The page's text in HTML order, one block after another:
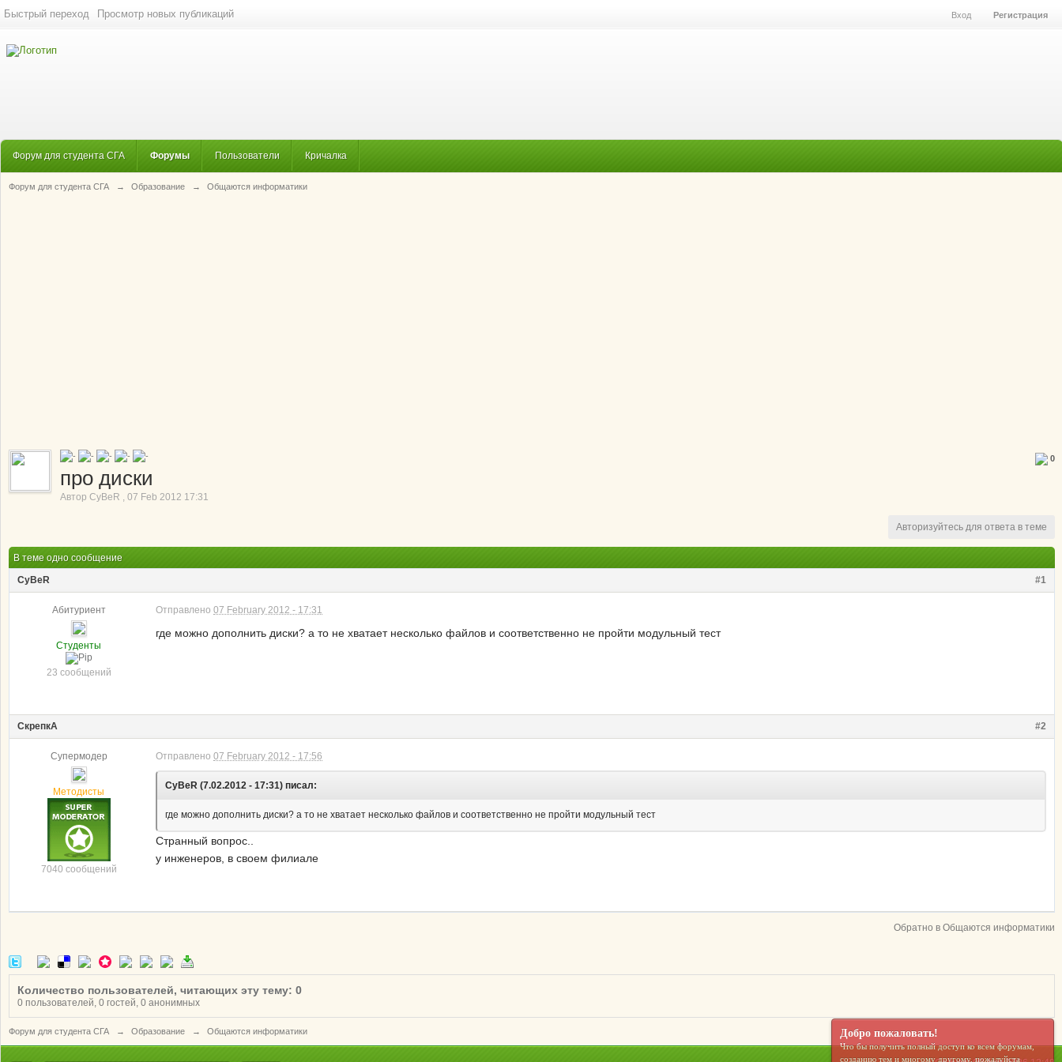
Быстрый переход Просмотр новых публикаций Вход Регистрация
Форум для студента СГА Форумы Пользователи Кричалка
Форум для студента СГА → Образование → Общаются информатики
0
про диски
Автор CyBeR , 07 Feb 2012 17:31
Авторизуйтесь для ответа в теме
В теме одно сообщение
#1
CyBeR
Абитуриент
Студенты
23 сообщений
Отправлено 07 February 2012 - 17:31
где можно дополнить диски? а то не хватает несколько файлов и соответственно не пройти модульный тест
#2
СкрепкА
Супермодер
Методисты
7040 сообщений
Отправлено 07 February 2012 - 17:56
CyBeR (7.02.2012 - 17:31) писал:
где можно дополнить диски? а то не хватает несколько файлов и соответственно не пройти модульный тест
Странный вопрос..
у инженеров, в своем филиале
Обратно в Общаются информатики
Количество пользователей, читающих эту тему: 0
0 пользователей, 0 гостей, 0 анонимных
Форум для студента СГА → Образование → Общаются информатики Добро пожаловать!
Что бы получить полный доступ ко всем форумам,
созданию тем и многому другому, пожалуйста